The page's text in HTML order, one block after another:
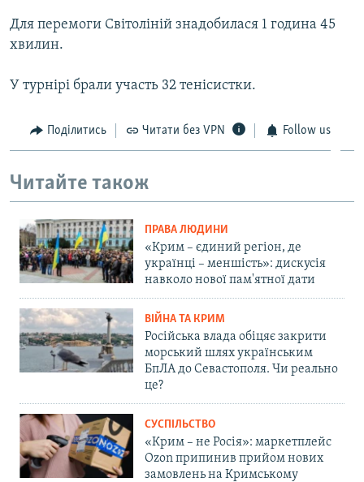
Для перемоги Світоліній знадобилася 1 година 45
хвилин.
У турнірі брали участь 32 тенісистки.
Поділитись Читати без VPN Follow us
Читайте також
ПРАВА ЛЮДИНИ
«Крим – єдиний регіон, де
українці – меншість»: дискусія
навколо нової пам'ятної дати
ВІЙНА ТА КРИМ
Російська влада обіцяє закрити
морський шлях українським
БпЛА до Севастополя. Чи реально
це?
СУСПІЛЬСТВО
«Крим – не Росія»: маркетплейс
Ozon припинив прийом нових
замовлень на Кримському